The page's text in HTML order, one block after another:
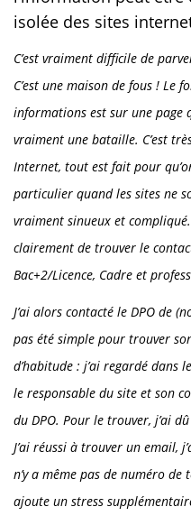
isolée des sites
C’est vraiment difficile de
C’est une maison de fous !
informations est sur une page
vraiment une bataille. C’est
Internet, tout est fait pour
particulier quand les sites ne
vraiment sinueux et
clairement de trouver le
Bac+2/Licence, Cadre et
J’ai alors contacté le DPO de
pas été simple pour trouver
d’habitude : j’ai regardé dans
le responsable du site et son
du DPO. Pour le trouver, j’ai
J’ai réussi à trouver un email,
n’y a même pas de numéro
ajoute un stress